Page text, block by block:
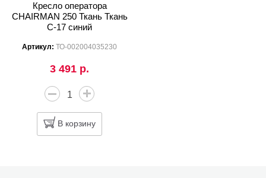
Кресло оператора
CHAIRMAN 250 Ткань Ткань
C-17 синий
Артикул:ТО-002004035230
3 491 р.
В корзину